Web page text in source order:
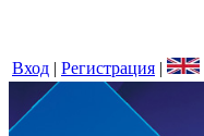
Вход | Регистрация |